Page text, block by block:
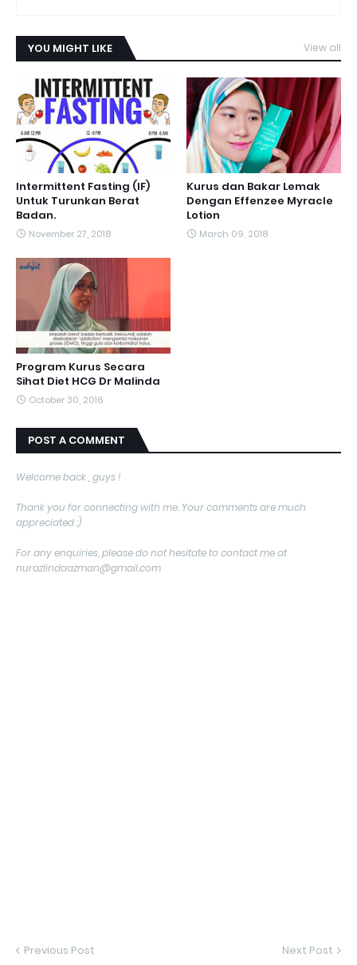
YOU MIGHT LIKE View all
Intermittent Fasting (IF)
Untuk Turunkan Berat
Badan.
November 27, 2018
Kurus dan Bakar Lemak
Dengan Effenzee Myracle
Lotion
March 09, 2018
Program Kurus Secara
Sihat Diet HCG Dr Malinda
October 30, 2016
POST A COMMENT
Welcome back , guys !
Thank you for connecting with me. Your comments are much
appreciated :)
For any enquiries, please do not hesitate to contact me at
nurazlindaazman@gmail.com
Previous Post Next Post